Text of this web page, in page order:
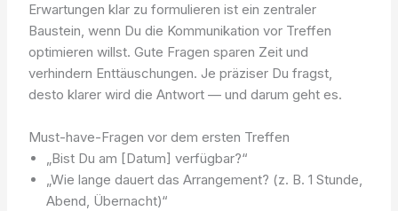
Erwartungen klar zu formulieren ist ein zentraler
Baustein, wenn Du die Kommunikation vor Treffen
optimieren willst. Gute Fragen sparen Zeit und
verhindern Enttäuschungen. Je präziser Du fragst,
desto klarer wird die Antwort — und darum geht es.
Must-have-Fragen vor dem ersten Treffen
„Bist Du am [Datum] verfügbar?“
„Wie lange dauert das Arrangement? (z. B. 1 Stunde,
Abend, Übernacht)“